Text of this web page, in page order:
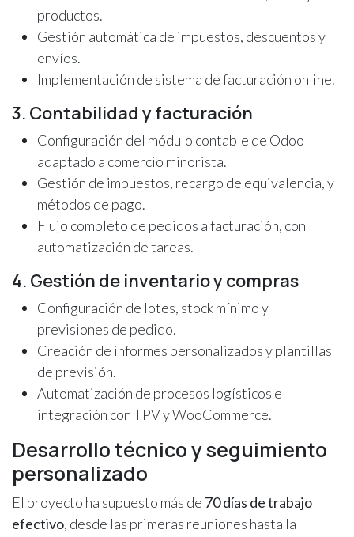
productos.
Gestión automática de impuestos, descuentos y
envíos.
Implementación de sistema de facturación online.
3. Contabilidad y facturación
Configuración del módulo contable de Odoo
adaptado a comercio minorista.
Gestión de impuestos, recargo de equivalencia, y
métodos de pago.
Flujo completo de pedidos a facturación, con
automatización de tareas.
4. Gestión de inventario y compras
Configuración de lotes, stock mínimo y
previsiones de pedido.
Creación de informes personalizados y plantillas
de previsión.
Automatización de procesos logísticos e
integración con TPV y WooCommerce.
Desarrollo técnico y seguimiento
personalizado
El proyecto ha supuesto más de 70 días de trabajo
efectivo, desde las primeras reuniones hasta la